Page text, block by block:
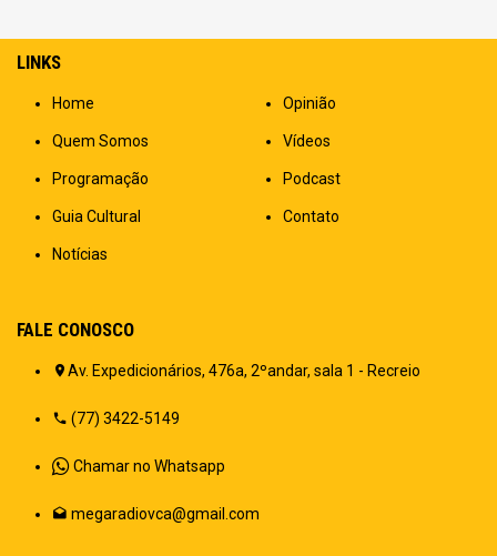
LINKS
Home
Quem Somos
Programação
Guia Cultural
Notícias
Opinião
Vídeos
Podcast
Contato
FALE CONOSCO
Av. Expedicionários, 476a, 2ºandar, sala 1 - Recreio
(77) 3422-5149
Chamar no Whatsapp
megaradiovca@gmail.com